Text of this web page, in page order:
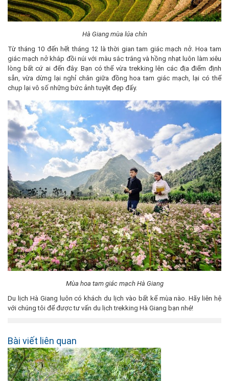
Hà Giang mùa lúa chín
Từ tháng 10 đến hết tháng 12 là thời gian tam giác mạch nở. Hoa tam
giác mạch nở khắp đồi núi với màu sắc trắng và hồng nhạt luôn làm xiêu
lòng bất cứ ai đến đây. Bạn có thể vừa trekking lên các địa điểm định
sẵn, vừa dừng lại nghỉ chân giữa đồng hoa tam giác mạch, lại có thể
chụp lại vô số những bức ảnh tuyệt đẹp đấy.
Mùa hoa tam giác mạch Hà Giang
Du lịch Hà Giang luôn có khách du lịch vào bất kể mùa nào. Hãy liên hệ
với chúng tôi để được tư vấn du lịch trekking Hà Giang bạn nhé!
Bài viết liên quan